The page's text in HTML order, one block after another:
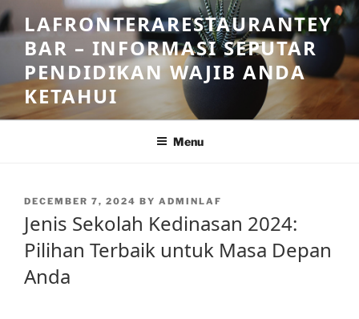
Skip
to
content
LAFRONTERARESTAURANTEY
BAR – INFORMASI SEPUTAR
PENDIDIKAN WAJIB ANDA
KETAHUI
Menu
POSTED
DECEMBER 7, 2024 BY ADMINLAF
Jenis Sekolah Kedinasan 2024:
Pilihan Terbaik untuk Masa Depan
Anda